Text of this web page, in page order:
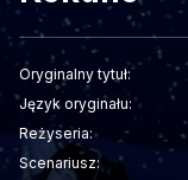
Oryginalny tytuł:
Język oryginału:
Reżyseria:
Scenariusz: